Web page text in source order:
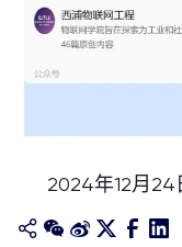
2024年12月24